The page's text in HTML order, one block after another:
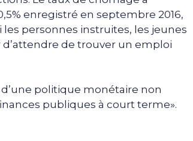
enregistré en septembre 2016,
personnes instruites, les jeunes
de trouver un emploi
politique monétaire non
publiques à court terme».